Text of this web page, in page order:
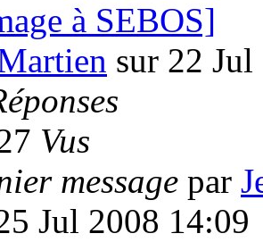
à SEBOS]
sur 22
Vus
message par
Jul 2008 14:09